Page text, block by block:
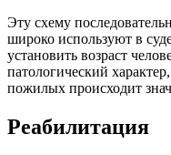
Эту схему
широко используют в
установить возраст
патологический
пожилых происходит
Реабилитация